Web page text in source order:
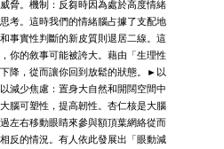
脅。機制：反芻時因為處於高度情緒
考。這時我們的情緒腦占據了支配地
事實性判斷的新皮質則退居二線。這
你的敘事可能被誇大。藉由「生理性
降，從而讓你回到放鬆的狀態。►以
減少焦慮：置身大自然和開闊空間中
腦可塑性，提高韌性。杏仁核是大腦
左右移動眼睛來參與額頂葉網絡從而
反的情況。有人依此發展出「眼動減